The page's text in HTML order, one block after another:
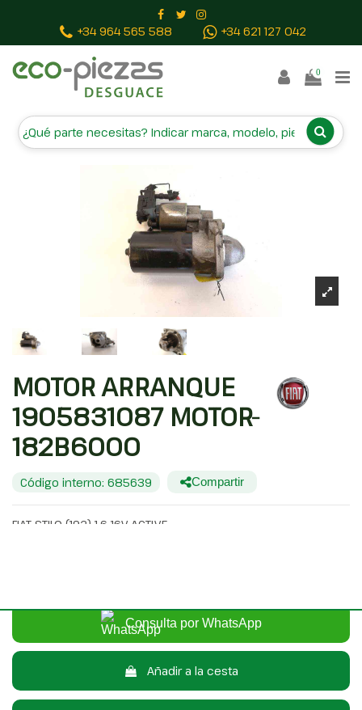
+34 964 565 588 +34 621 127 042
0
MOTOR ARRANQUE
1905831087 MOTOR-182B6000
MOTOR ARRANQUE
1905831087 MOTOR-
182B6000
Código interno: 685639 Compartir
FIAT STILO (192) 1.6 16V ACTIVE
Consulta por WhatsApp
Añadir a la cesta